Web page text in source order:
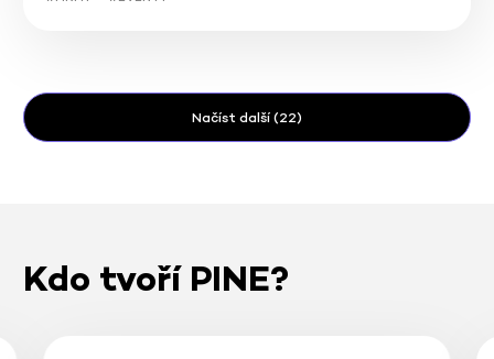
Načíst další (22)
Kdo tvoří PINE?